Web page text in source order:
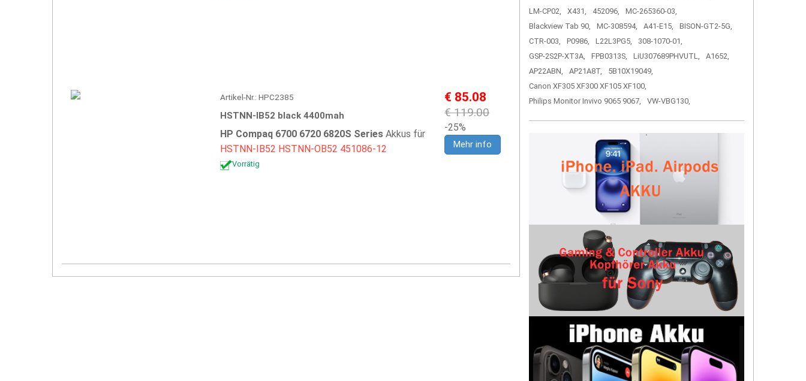
Artikel-Nr.: HPC2385
HSTNN-IB52 black 4400mah
HP Compaq 6700 6720 6820S Series Akkus für
HSTNN-IB52 HSTNN-OB52 451086-12
Vorrätig
€ 85.08
€ 119.00
-25%
Mehr info
LM-CP02,
X431, 452096,
MC-265360-03,
Blackview Tab 90,
MC-308594, A41-E15,
BISON-GT2-5G,
CTR-003,
P0986, L22L3PG5,
308-1070-01,
GSP-2S2P-XT3A,
FPB0313S, LiU307689PHVUTL,
A1652,
AP22ABN,
AP21A8T,
5B10X19049,
Canon XF305 XF300 XF105 XF100,
Philips Monitor Invivo 9065 9067,
VW-VBG130,